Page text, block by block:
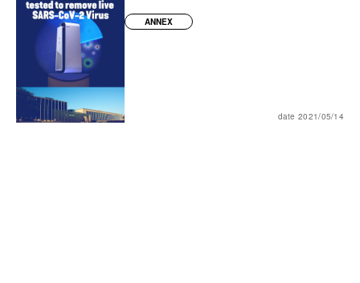
ANNEX
date 2021/05/14